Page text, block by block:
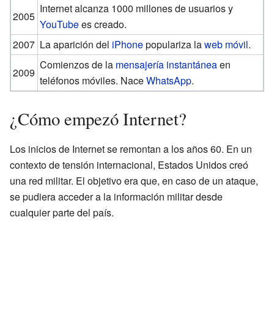
2005
Internet alcanza 1000 millones de usuarios y
YouTubees creado.
2007 La aparición del iPhonepopulariza laweb móvil.
2009
Comienzos de la mensajería instantáneaen
teléfonos móviles. NaceWhatsApp.
¿Cómo empezó Internet?
Los inicios de Internet se remontan a los años 60. En un
contexto de tensión internacional, Estados Unidos creó
una red militar. El objetivo era que, en caso de un ataque,
se pudiera acceder a la información militar desde
cualquier parte del país.